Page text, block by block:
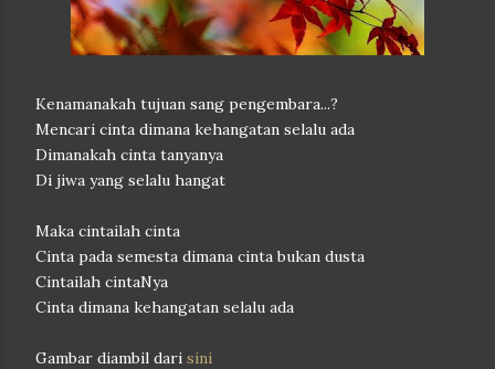
Kenamanakah tujuan sang pengembara...?
Mencari cinta dimana kehangatan selalu ada
Dimanakah cinta tanyanya
Di jiwa yang selalu hangat
Maka cintailah cinta
Cinta pada semesta dimana cinta bukan dusta
Cintailah cintaNya
Cinta dimana kehangatan selalu ada
Gambar diambil dari sini